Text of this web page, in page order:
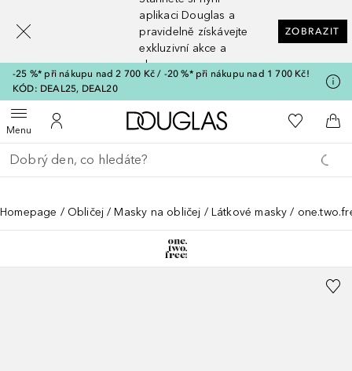
aplikaci Douglas a
pravidelně získávejte
exkluzivní akce a
slevy
ZOBRAZIT
-25 %* při nákupu nad 2 700 Kč / -20 %* při nákupu nad 1 700 Kč!
KÓD: DEAL25, DEAL20
MenuOtevřít menuK mému účtu
Domů K mému
Do
Vraťte se
Proveďte vyhledávání
Homepage Obličej Masky na obličej Látkové masky
[navigation.slideout.screenreader]